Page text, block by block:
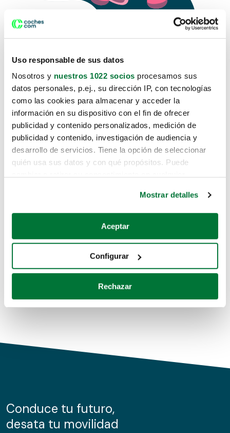
Uso responsable de sus datos
Nosotros y nuestros 1022 socios procesamos sus
datos personales, p.ej., su dirección IP, con tecnologías
como las cookies para almacenar y acceder la
información en su dispositivo con el fin de ofrecer
publicidad y contenido personalizados, medición de
publicidad y contenido, investigación de audiencia y
desarrollo de servicios. Tiene la opción de seleccionar
quién usa sus datos y con qué propósitos. Puede
Si lo permite, también quisiéramos:
Recopilar información sobre su ubicación geográfica
Identificar su dispositivo analizándolo activamente
para buscar características específicas (huellas
Obtenga más información sobre cómo se procesan sus
de cookies.
información sobre el uso que haga del sitio web con
nuestros partners de redes sociales, publicidad y análisis
Mostrar detalles
Aceptar
Configurar
Rechazar
Lo sentimos, no sabemos como
te hemos traido hasta aquí.
Pero puedes encontrar el coche que estás
buscando en alguno de estos enlaces:
Coches de segunda mano
Coches de km0
Conduce tu futuro,
desata tu movilidad